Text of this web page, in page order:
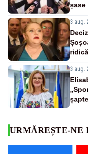
șase
3 aug.
3 aug.
URMĂREȘTE-NE